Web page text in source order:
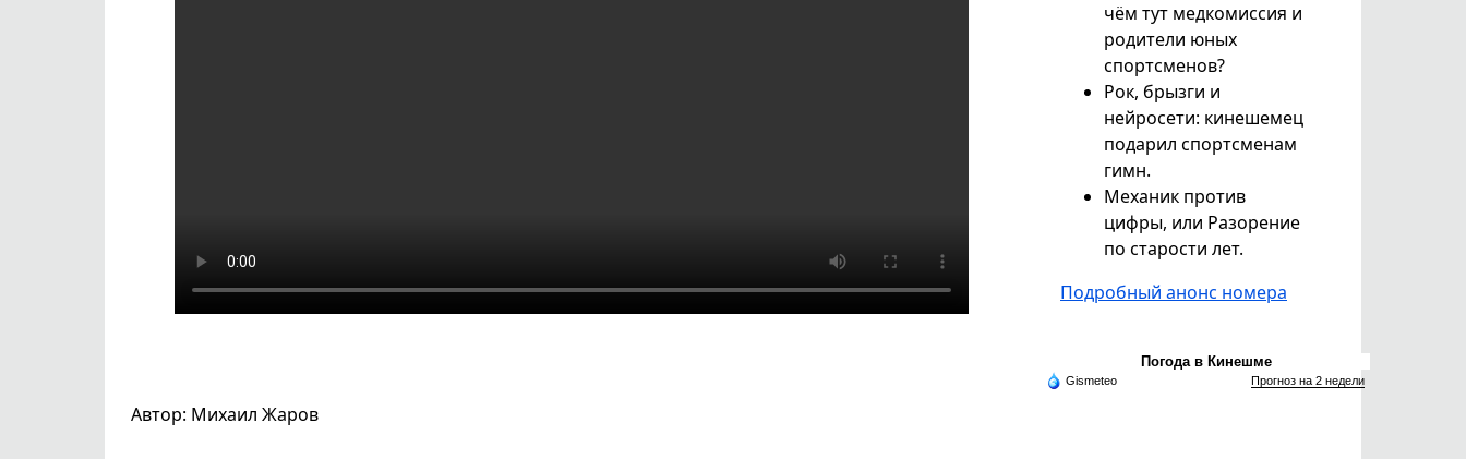
Автор: Михаил Жаров
чём тут медкомиссия и
родители юных
спортсменов?
Рок, брызги и
нейросети: кинешемец
подарил спортсменам
гимн.
Механик против
цифры, или Разорение
по старости лет.
Подробный анонс номера
Погода в Кинешме
Gismeteo Прогноз на 2 недели